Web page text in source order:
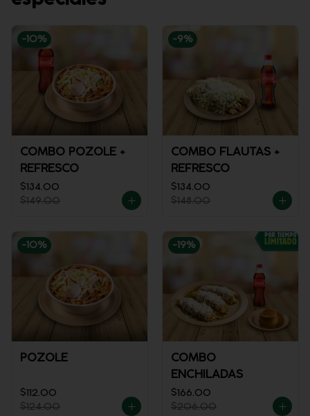
-10%
COMBO POZOLE +
REFRESCO
$134.00
$149.00
-9%
COMBO FLAUTAS +
REFRESCO
$134.00
$148.00
-10%
POZOLE
$112.00
$124.00
-19%
COMBO
ENCHILADAS
$166.00
$206.00